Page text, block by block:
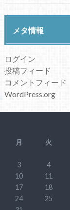
メタ情報
ログイン
投稿フィード
コメントフィード
WordPress.org
月
火
3
4
10
11
17
18
24
25